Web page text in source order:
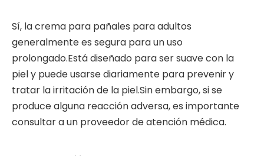
Sí, la crema para pañales para adultos
generalmente es segura para un uso
prolongado.Está diseñado para ser suave con la
piel y puede usarse diariamente para prevenir y
tratar la irritación de la piel.Sin embargo, si se
produce alguna reacción adversa, es importante
consultar a un proveedor de atención médica.